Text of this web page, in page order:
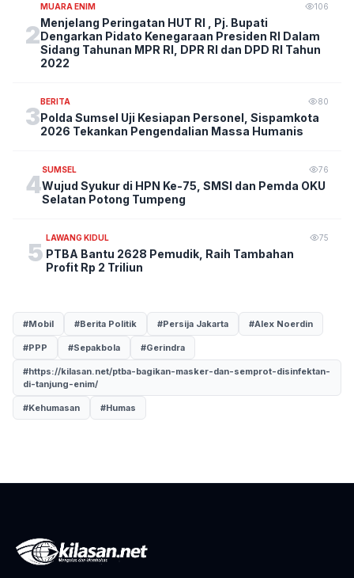
2
MUARA ENIM 106
Menjelang Peringatan HUT RI , Pj. Bupati
Dengarkan Pidato Kenegaraan Presiden RI Dalam
Sidang Tahunan MPR RI, DPR RI dan DPD RI Tahun
2022
3
BERITA 80
Polda Sumsel Uji Kesiapan Personel, Sispamkota
2026 Tekankan Pengendalian Massa Humanis
4
SUMSEL 76
Wujud Syukur di HPN Ke-75, SMSI dan Pemda OKU
Selatan Potong Tumpeng
5
LAWANG KIDUL 75
PTBA Bantu 2628 Pemudik, Raih Tambahan
Profit Rp 2 Triliun
#Mobil #Berita Politik #Persija Jakarta #Alex Noerdin
#PPP #Sepakbola #Gerindra
#https://kilasan.net/ptba-bagikan-masker-dan-semprot-disinfektan-
di-tanjung-enim/
#Kehumasan #Humas